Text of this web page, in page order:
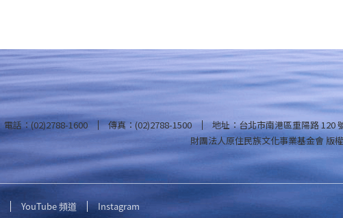
電話：(02)2788-1600 傳真：(02)2788-1500
地址：台北市南港區重陽路 120
財團法人原住民族文化事業基金會 版
YouTube 頻道 Instagram